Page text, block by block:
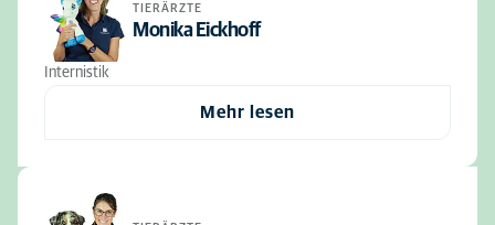
TIERÄRZTE
Monika Eickhoff
Internistik
Mehr lesen